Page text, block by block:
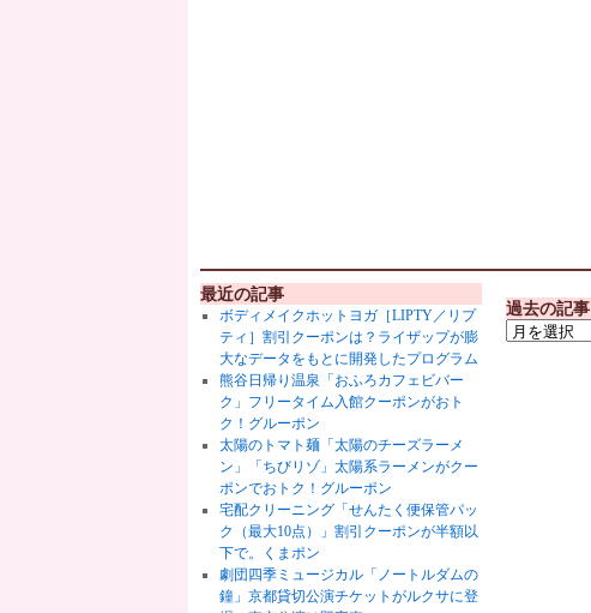
最近の記事
ボディメイクホットヨガ［LIPTY／リプ
ティ］割引クーポンは？ライザップが膨
大なデータをもとに開発したプログラム
熊谷日帰り温泉「おふろカフェビバー
ク」フリータイム入館クーポンがおト
ク！グルーポン
太陽のトマト麺「太陽のチーズラーメ
ン」「ちびリゾ」太陽系ラーメンがクー
ポンでおトク！グルーポン
宅配クリーニング「せんたく便保管パッ
ク（最大10点）」割引クーポンが半額以
下で。くまポン
劇団四季ミュージカル「ノートルダムの
鐘」京都貸切公演チケットがルクサに登
過去の記事